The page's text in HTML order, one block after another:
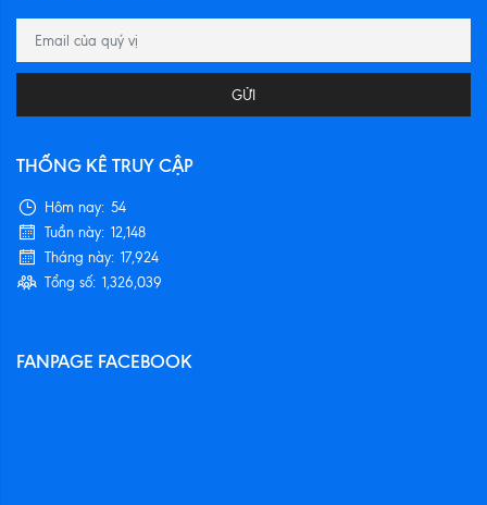
GỬI
THỐNG KÊ TRUY CẬP
Hôm nay: 54
Tuần này: 12,148
Tháng này: 17,924
Tổng số: 1,326,039
FANPAGE FACEBOOK